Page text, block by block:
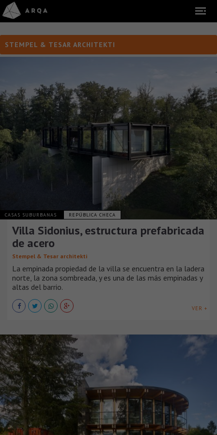
STEMPEL & TESAR ARCHITEKTI
CASAS SUBURBANAS REPÚBLICA CHECA
Villa Sidonius, estructura prefabricada
de acero
Stempel & Tesar architekti
La empinada propiedad de la villa se encuentra en la ladera
norte, la zona sombreada, y es una de las más empinadas y
altas del barrio.
VER +